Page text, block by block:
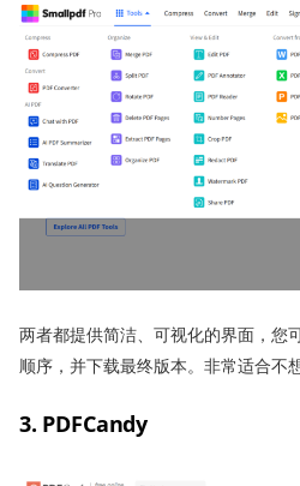
两者都提供简洁、可视化的界面，您
顺序，并下载最终版本。非常适合不
3. PDFCandy